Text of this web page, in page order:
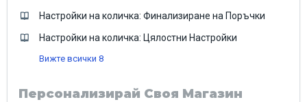
Настройки на количка: Финализиране на Поръчки
Настройки на количка: Цялостни Настройки
Вижте всички 8
Персонализирай Своя Магазин